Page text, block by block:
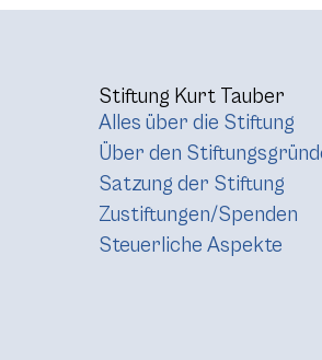
Stiftung Kurt Tauber
Alles über die Stiftung
Über den
Satzung der Stiftung
Zustiftungen/Spenden
Steuerliche Aspekte